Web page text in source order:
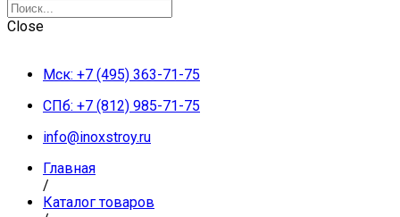
Close
Мск: +7 (495) 363-71-75
СПб: +7 (812) 985-71-75
info@inoxstroy.ru
Главная
/
Каталог товаров